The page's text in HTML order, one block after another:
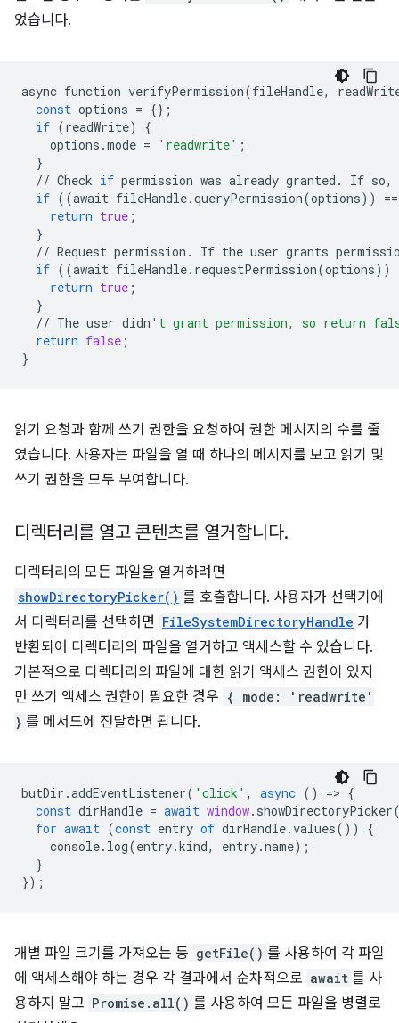
었습니다.
async function verifyPermission(fileHandle,
const options = {};
if (readWrite)
{
options .mode = 'readwrite' ;
}
// Check if permission was already granted . If so,
if ((await fileHandle.queryPermission(options))
return true ;
}
// Request permission . If the user grants
if ((await fileHandle. requestPermission(options))
return true ;
}
// The user didn 't grant permission, so return
return false ;
}
읽기 요청과 함께 쓰기 권한을 요청하여 권한 메시지의 수를 줄
였습니다. 사용자는 파일을 열 때 하나의 메시지를 보고 읽기 및
쓰기 권한을 모두 부여합니다.
디렉터리를 열고 콘텐츠를 열거합니다.
디렉터리의 모든 파일을 열거하려면
showDirectoryPicker() 를 호출합니다. 사용자가 선택기에
서 디렉터리를 선택하면 FileSystemDirectoryHandle 가
반환되어 디렉터리의 파일을 열거하고 액세스할 수 있습니다.
기본적으로 디렉터리의 파일에 대한 읽기 액세스 권한이 있지
만 쓰기 액세스 권한이 필요한 경우 { mode: 'readwrite'
} 를 메서드에 전달하면 됩니다.
butDir .addEventListener( 'click' , async () => {
const dirHandle = await window. showDirectoryPicker
for await (const entry of dirHandle.values())
{
console. log(entry.kind, entry.name);
}
});
개별 파일 크기를 가져오는 등 getFile() 를 사용하여 각 파일
에 액세스해야 하는 경우 각 결과에서 순차적으로 await 를 사
용하지 말고 Promise.all() 를 사용하여 모든 파일을 병렬로